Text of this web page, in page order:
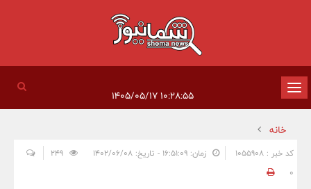
تغییر
وضعیت
ناوبری
۱۰:۲۸:۵۵ ۱۴۰۵/۰۵/۱۷
خانه
کد خبر : 1055908 زمان: ۱۶:۵۱:۰۹ - تاریخ: ۱۴۰۲/۰۶/۰۸
0